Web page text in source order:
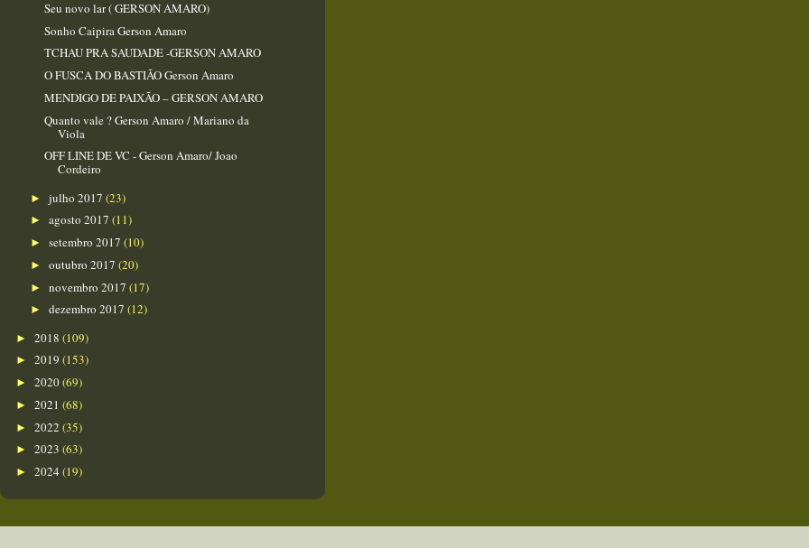
Seu novo lar ( GERSON AMARO)
Sonho Caipira Gerson Amaro
TCHAU PRA SAUDADE -GERSON AMARO
O FUSCA DO BASTIÃO Gerson Amaro
MENDIGO DE PAIXÃO – GERSON AMARO
Quanto vale ? Gerson Amaro / Mariano da
Viola
OFF LINE DE VC - Gerson Amaro/ Joao
Cordeiro
► julho 2017 (23)
► agosto 2017 (11)
► setembro 2017 (10)
► outubro 2017 (20)
► novembro 2017 (17)
► dezembro 2017 (12)
► 2018 (109)
► 2019 (153)
► 2020(69)
► 2021 (68)
► 2022 (35)
► 2023 (63)
► 2024 (19)